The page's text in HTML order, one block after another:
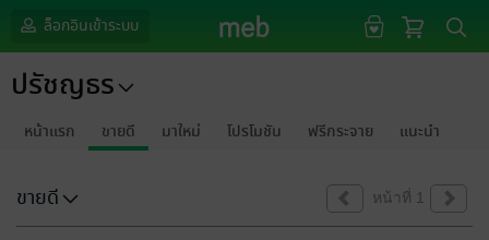
ล็อกอินเข้าระบบ
ปรัชญธร
หน้าแรก ขายดี มาใหม่ โปรโมชัน ฟรีกระจาย แนะนำ
ขายดี หน้าที่ 1